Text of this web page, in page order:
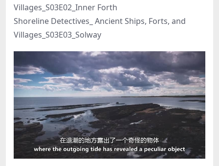
Villages_S03E02_Inner Forth
Shoreline Detectives_ Ancient Ships, Forts, and
Villages_S03E03_Solway